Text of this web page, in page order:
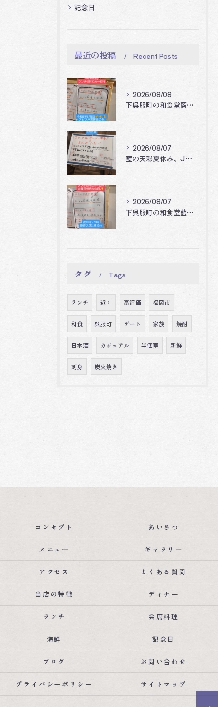
記念日
最近の投稿 Recent Posts
2026/08/08
下呉服町の和食堂藍の天彩です。
2026/08/07
藍の天彩夏休み、Jリーグ開幕企画‼️🐝🐝🐝
2026/08/07
下呉服町の和食堂藍の天彩です。
タグ Tags
ランチ 近く 高評価 福岡市
和食 呉服町 デート 家族 焼酎
日本酒 カジュアル 半個室 新鮮
刺身 炭火焼き
コンセプト あいさつ
メニュー ギャラリー
アクセス よくある質問
当店の特徴 ディナー
ランチ 会席料理
海鮮 記念日
ブログ お問い合わせ
プライバシーポリシー サイトマップ